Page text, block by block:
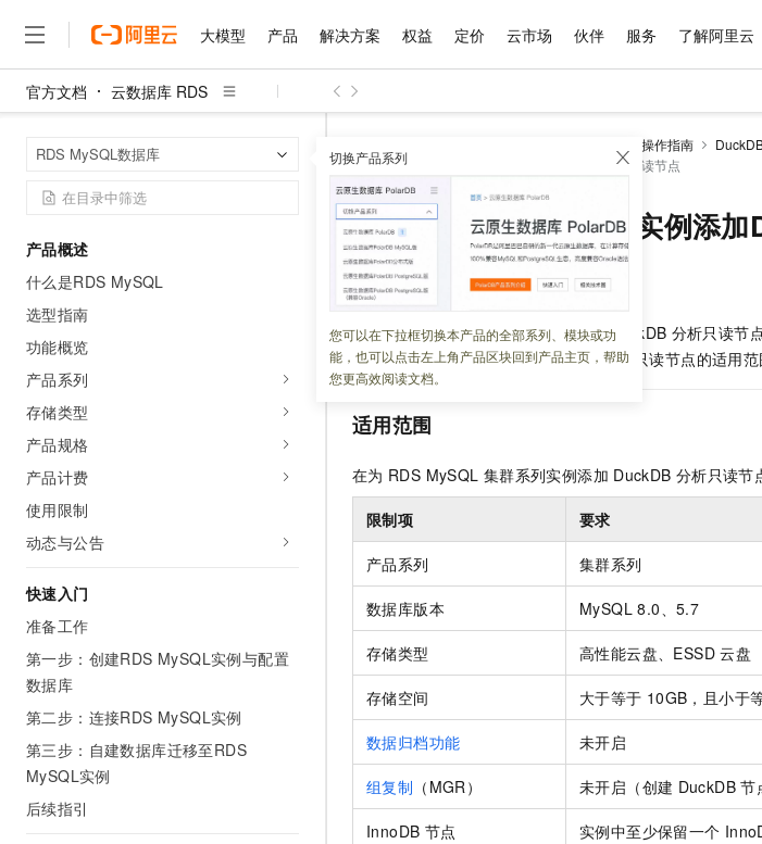
大模型 产品 解决方案 权益 定价 云市场 伙伴 服务 了解阿里云
官方文档 云数据库 RDS
RDS MySQL数据库 切换产品系列
您可以在下拉框切换本产品的全部系列、模块或功
能，也可以点击左上角产品区块回到产品主页，帮助
您更高效阅读文档。
产品概述
什么是RDS MySQL
选型指南
功能概览
产品系列
存储类型
产品规格
产品计费
使用限制
动态与公告
快速入门
准备工作
第一步：创建RDS MySQL实例与配置
数据库
第二步：连接RDS MySQL实例
第三步：自建数据库迁移至RDS
MySQL实例
后续指引
操作指南
RDS MySQL集群系列实例添加DuckDB分析只读节点
RDS MySQL集群系列实例添
更新时间：2026-04-25 03:09:11
RDS MySQL 集群系列实例支持添加 DuckDB 分析只读节
MySQL 集群系列实例添加 DuckDB 分析只读节点的适用
适用范围
在为 RDS MySQL 集群系列实例添加 DuckDB 分析只读节
限制项 要求
产品系列 集群系列
数据库版本 MySQL 8.0、5.7
存储类型 高性能云盘、ESSD 云盘
存储空间 大于等于 10GB，且小于
数据归档功能 未开启
组复制 （MGR） 未开启（创建 DuckDB 节
InnoDB 节点 实例中至少保留一个
大模型
大模型
文本生成
Qwen3.8-Max HOT
智能体时代全能旗舰模型
能看、能想、能动手的多模态智能体模型
Qwen3-VL-Plus
视觉 Coding、空间感知、多模态思考等全面升级
Kimi-K3 NEW
Kimi 最新旗舰模型，长程
GLM-5.2
1M上下文，专为长程任务
大模型服务
千问AI平台-Token Plan NEW
千问AI平台-模型体验
在线体验全尺寸、多种模态的模型效果
Happy 系列大模型
AI 应用构建
大模型服务平台百炼-应
丰富多元化的应用模版和解
大模型服务平台百炼-智
灵活可视化地构建企业级
人工智能平台 PAI
产品
精选产品
人工智能与机器学习
容器
存储
网络与CDN
安全
中间件
数据库
媒体服务
企业服务与云通信
域名与网站
终端用户计算
精选产品
解决方案
精选解决方案
AI
大数据
现代化应用
网络
可观测
上云与迁云
企业出海
政企业务
精选解决方案
权益 普惠上云
普惠上云 官方力荐
云服务器38元/年起，超值低价云产品抢先购
官方推荐返现计划
推荐新用户得奖励，单订单最高返9万
云工开物
高校专属算力普惠，学生认证享300元代金券
免费试用
解决方案免费试用 新老同享
AI 产品 免费试用
1亿+ 大模型 tokens 和 30+ 款产品免费体验
140+云产品 免费试用
大模型ACA认证体验
助力企业全员 AI 认知与能力提升
AI 特惠
智启 AI 普惠权益
阿里云 OPC 创新助力
至高百万元 Token 补贴，
Qwen3.8-Max 首发尝鲜
千问办公，限时限量积
Night Plan 支持 Qwen
夜间 5 折，Qwen/Meoo/
定价 产品定价
了解云产品的定价详情
云上成本管理
管理和优化成本
价格计算器
自助选配和估算价格
价格优势
推动算力普惠，释放技术
云市场 精选商城
网站建设
多端小程序
Salesforce 国际版订阅
友盟天域
观测云
Tuya 物联网平台阿里云版
电子合同
畅捷通
Tableau 订阅
AI空中课堂在线直播课堂（旗舰版）
生态解决方案
行业生态解决方案
开发者生态解决方案
AI 开发和 AI 应用解决方案
数据与 API
数据集
手机三要素
身份实名认证
短信
OCR 文字识别
发票查验
企业应用
ERP
CRM
OA 办公系统
财税管理
400电话
广告营销
伙伴 成为销售伙伴
分销伙伴
咨询伙伴
销售伙伴合作计划
Salesforce On Alibaba Cloud
Consulting Partner 合作计划
AI 大模型销售与服务生态合作计划
成为产品伙伴
产品生态集成认证中心
产品生态伙伴工作台
服务 售前咨询
在线服务
售后服务
自助服务
工单服务
短信专区
企业增值服务
企业支持计划
企业增值服务台
服务实践
了解阿里云 为什么选择阿里云
什么是云计算
技术领先
稳定可靠
安全合规
分析师报告
研究报告与白皮书
天池大赛
AI 算法大赛
云开发大赛
入门学习赛
最佳实践
云上春晚
云栖战略参考
云上的中国
看见新力量
金融模力时刻